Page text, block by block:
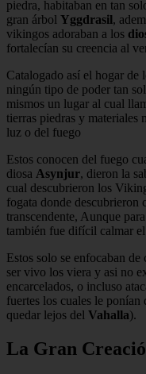
piedra, habitaban en tan
gran árbol Yggdrasil,
vikingos adoraban a los
fortalecían su creencia al
Catalogado así el hogar de
ningún tipo de poder tan
mismos un lugar al cual
tierras piedras y materiales
luz o del fuego
Estos conocen del fuego
diosa Asynjur, dieron la
cual descubrieron los
fogata donde descubrieron
transcendente, Aunque
también fue difícil calmar
Estos solo se enfocaban
ser vivo los viera y asi no
encarcelados, o incluso
fuertes los cuales le ponían
quedar lejos del Vahalla).
La Gran